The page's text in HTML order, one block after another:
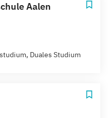
Aalen
Duales Studium